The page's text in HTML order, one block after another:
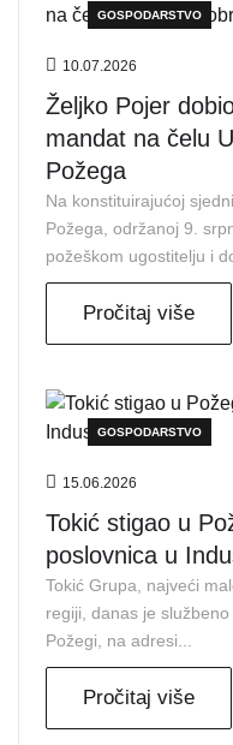
GOSPODARSTVO
10.07.2026
Željko Pojer
mandat na čelu
Požega
Na konstituirajućoj
Požega, održanoj 9.
požeškom ugostitelju i
Pročitaj više
GOSPODARSTVO
15.06.2026
Tokić stigao u
poslovnica u
Tokić Grupa, najveći
regiji, danas je
Požegi, na adresi...
Pročitaj više